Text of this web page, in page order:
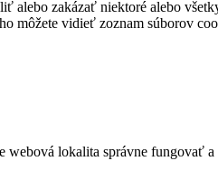
alebo zakázať niektoré alebo
môžete vidieť zoznam súborov
lokalita správne fungovať